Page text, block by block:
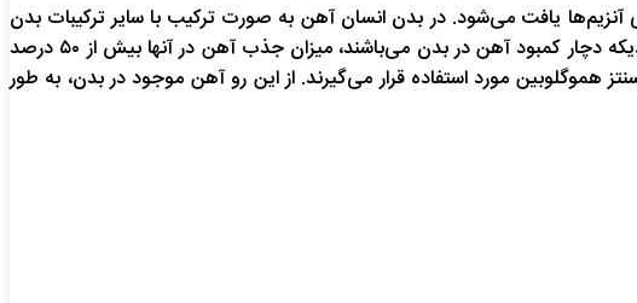
یافت می‌شود. در بدن انسان آهن به صورت ترکیب با سایر ترکیبات بدن
وجود دارد. حدود ۲ الی ۱۰ درصد از آهن دریافتی در بدن از رژیم‌های غذایی متنوع با مقادیر آهن متفاوت بدست می‌آید. در افرادیکه دچار کمبود آهن در بدن می‌باشند، میزان جذب آهن در آنها بیش از ۵۰ درصد
مورد استفاده قرار می‌گیرند. از این رو آهن موجود در بدن، به طور